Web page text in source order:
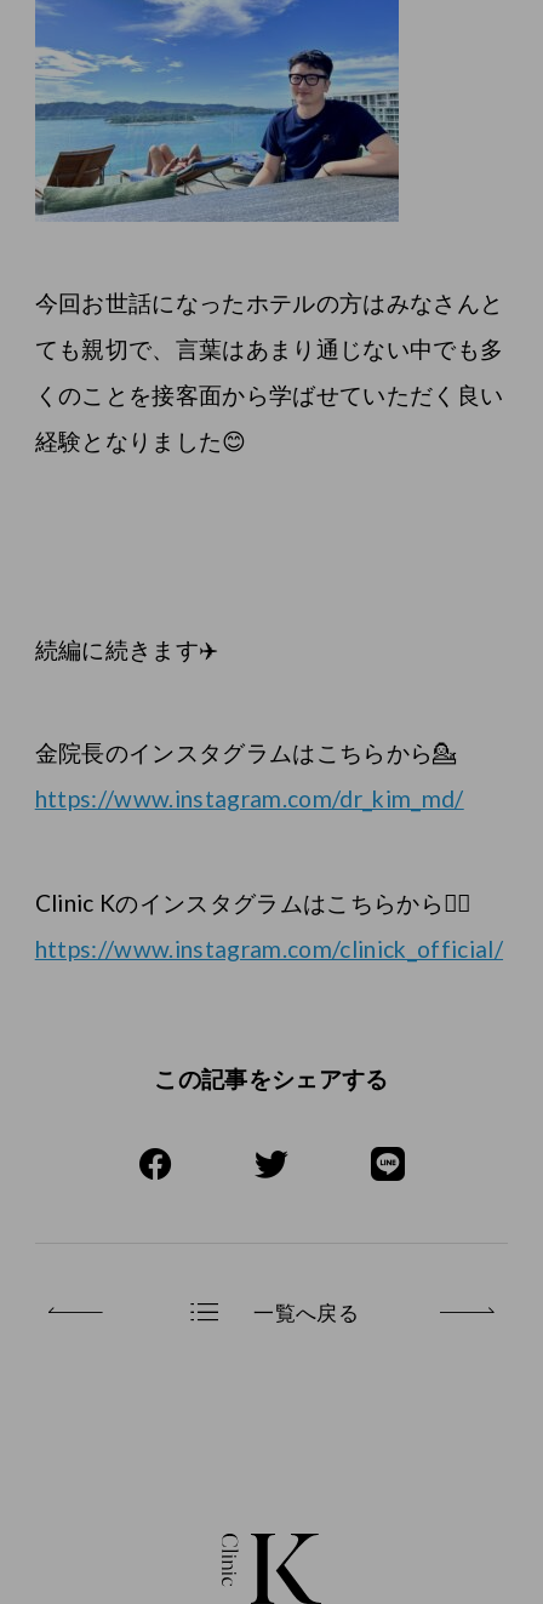
今回お世話になったホテルの方はみなさんと
ても親切で、言葉はあまり通じない中でも多
くのことを接客面から学ばせていただく良い
経験となりました😊
続編に続きます✈️
金院長のインスタグラムはこちらから💁
https://www.instagram.com/dr_kim_md/
Clinic Kのインスタグラムはこちらから💁‍♀️
https://www.instagram.com/clinick_official/
この記事をシェアする
一覧へ戻る